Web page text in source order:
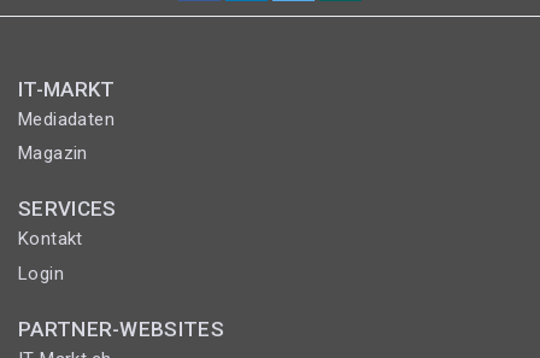
IT-MARKT
Mediadaten
Magazin
SERVICES
Kontakt
Login
PARTNER-WEBSITES